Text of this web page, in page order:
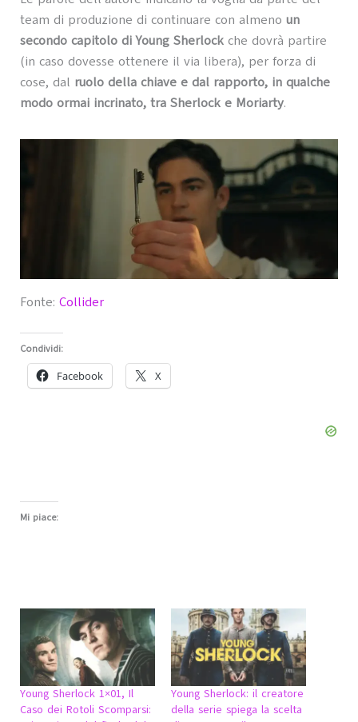
team di produzione di continuare con almeno un
secondo capitolo di Young Sherlockche dovrà partire
(in caso dovesse ottenere il via libera), per forza di
cose, dal ruolo della chiave e dal rapporto, in qualche
modo ormai incrinato, tra Sherlock e Moriarty.
Fonte: Collider
Condividi:
Facebook X
Mi piace:
Young Sherlock 1×01, Il
Caso dei Rotoli Scomparsi:
Young Sherlock: il creatore
della serie spiega la scelta